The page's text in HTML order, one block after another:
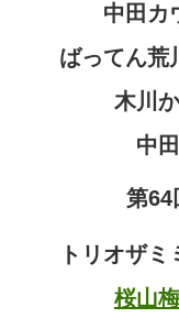
中田カ
ばってん荒
木川
中
第
トリオザミ
桜山